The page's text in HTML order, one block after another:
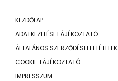
KEZDŐLAP
ADATKEZELÉSI TÁJÉKOZTATÓ
ÁLTALÁNOS SZERZŐDÉSI FELTÉTELEK
COOKIE TÁJÉKOZTATÓ
IMPRESSZUM